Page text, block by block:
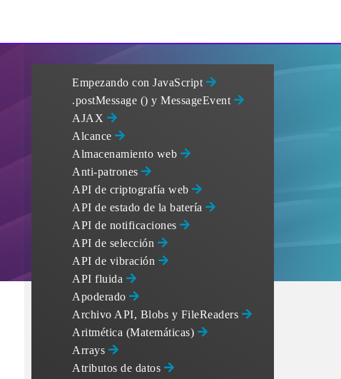
Empezando con JavaScript
.postMessage () y MessageEvent
AJAX
Alcance
Almacenamiento web
Anti-patrones
API de criptografía web
API de estado de la batería
API de notificaciones
API de selección
API de vibración
API fluida
Apoderado
Archivo API, Blobs y FileReaders
Aritmética (Matemáticas)
Arrays
Atributos de datos